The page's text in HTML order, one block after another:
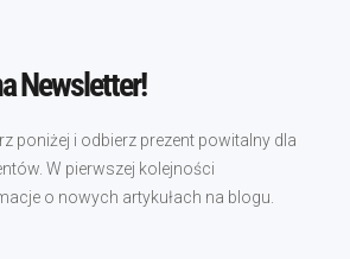
Newsletter!
poniżej i odbierz prezent powitalny dla
W pierwszej kolejności
o nowych artykułach na blogu.